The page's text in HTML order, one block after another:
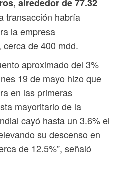
alrededor de 77.32
transacción habría
la empresa
de 400 mdd.
aproximado del 3%
19 de mayo hizo que
en las primeras
mayoritario de la
cayó hasta un 3.6% el
su descenso en
de 12.5%”, señaló